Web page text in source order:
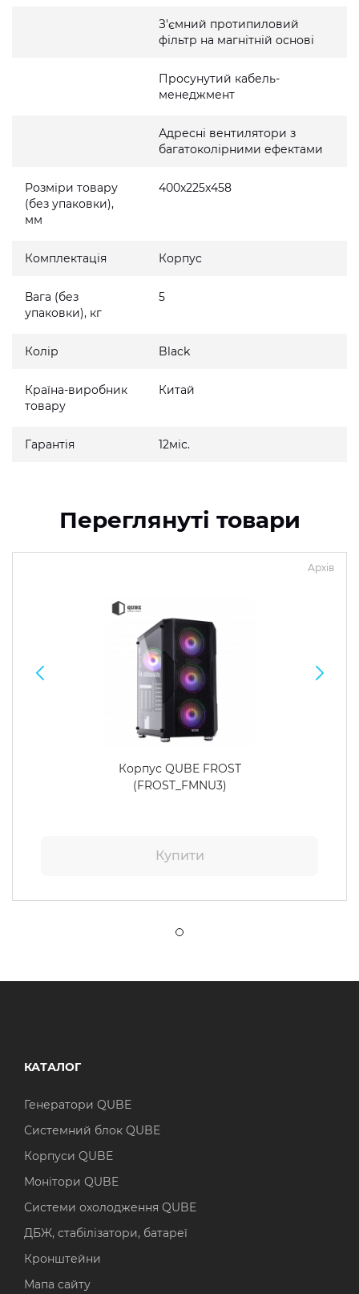
З'ємний протипиловий
фільтр на магнітній основі
Просунутий кабель-
менеджмент
Адресні вентилятори з
багатоколірними ефектами
Розміри товару
(без упаковки),
мм
400x225x458
Комплектація Корпус
Вага (без
упаковки), кг
5
Колір Black
Країна-виробник
товару
Китай
Гарантія 12міс.
Переглянуті товари
Архів
Корпус QUBE FROST
(FROST_FMNU3)
Купити
КАТАЛОГ
Генератори QUBE
Системний блок QUBE
Корпуси QUBE
Монітори QUBE
Системи охолодження QUBE
ДБЖ, стабілізатори, батареї
Кронштейни
Мапа сайту